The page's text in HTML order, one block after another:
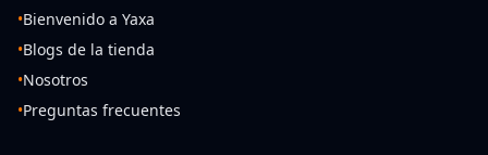
•Bienvenido a Yaxa
•Blogs de la tienda
•Nosotros
•Preguntas frecuentes